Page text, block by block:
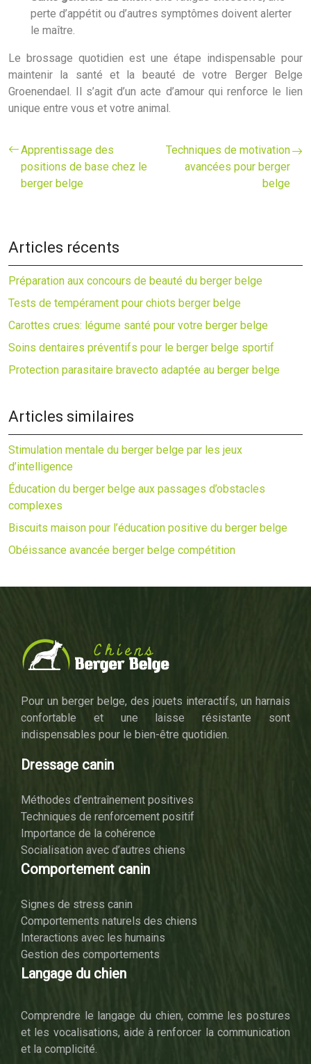
perte d’appétit ou d’autres symptômes doivent alerter
le maître.
Le brossage quotidien est une étape indispensable pour
maintenir la santé et la beauté de votre Berger Belge
Groenendael. Il s’agit d’un acte d’amour qui renforce le lien
unique entre vous et votre animal.
Apprentissage des
positions de base chez le
berger belge
Techniques de motivation
avancées pour berger
belge
Articles récents
Préparation aux concours de beauté du berger belge
Tests de tempérament pour chiots berger belge
Carottes crues: légume santé pour votre berger belge
Soins dentaires préventifs pour le berger belge sportif
Protection parasitaire bravecto adaptée au berger belge
Articles similaires
Stimulation mentale du berger belge par les jeux
d’intelligence
Éducation du berger belge aux passages d’obstacles
complexes
Biscuits maison pour l’éducation positive du berger belge
Obéissance avancée berger belge compétition
Pour un berger belge, des jouets interactifs, un harnais
confortable et une laisse résistante sont
indispensables pour le bien-être quotidien.
Dressage canin
Méthodes d’entraînement positives
Techniques de renforcement positif
Importance de la cohérence
Socialisation avec d’autres chiens
Comportement canin
Signes de stress canin
Comportements naturels des chiens
Interactions avec les humains
Gestion des comportements
Langage du chien
Comprendre le langage du chien, comme les postures
et les vocalisations, aide à renforcer la communication
et la complicité.